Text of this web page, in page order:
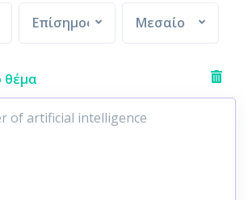
Επίσημος Μεσαίο
θέμα